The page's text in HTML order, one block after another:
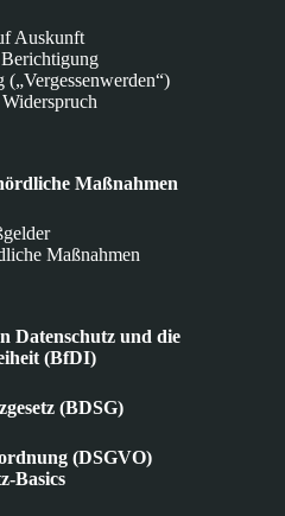
Auskunft
Maßnahmen
Maßnahmen
Datenschutz und die
(BfDI)
(BDSG)
(DSGVO)
Basics